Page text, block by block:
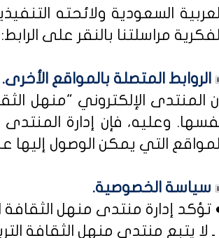
العربية السعودية ولائحته
الفكرية مراسلتنا بالنقر على
الروابط المتصلة بالمواقع الأخرى.
إن المنتدى الإلكتروني "منهل
وعليه، فإن إدارة
المواقع التي يمكن الوصول إليها
سياسة الخصوصية.
تؤكد إدارة منتدى منهل الثقافة